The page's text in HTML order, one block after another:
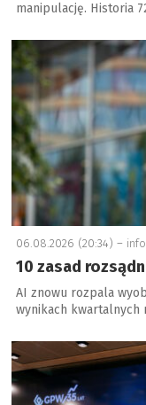
manipulację. Historia
a
06.08.2026 (20:34) –
10 zasad
AI znowu rozpala
wynikach kwartalnych
a